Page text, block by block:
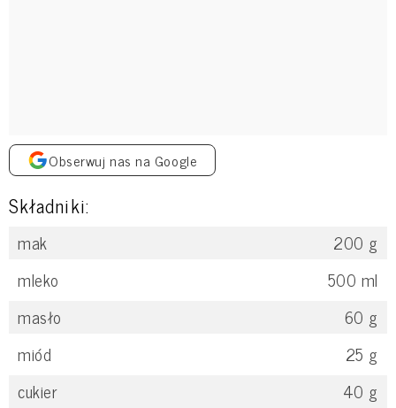
Obserwuj nas na Google
Składniki:
mak 200 g
mleko
500 ml
masło
60 g
miód
25 g
cukier
40 g